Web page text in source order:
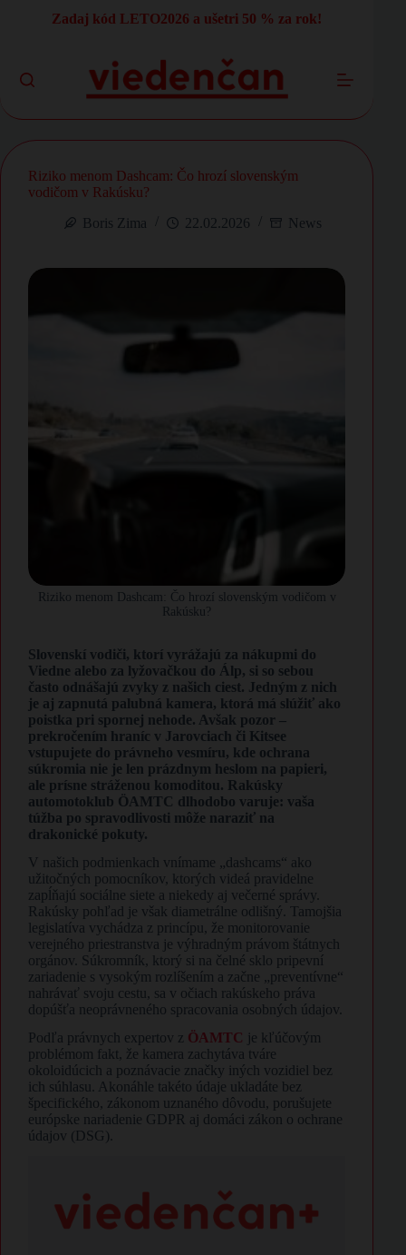
Zadaj kód LETO2026 a ušetri 50 % za rok!
Riziko menom Dashcam: Čo hrozí slovenským
vodičom v Rakúsku?
Boris Zima
22.02.2026 News
Riziko menom Dashcam: Čo hrozí slovenským vodičom v
Rakúsku?
Slovenskí vodiči, ktorí vyrážajú za nákupmi do
Viedne alebo za lyžovačkou do Álp, si so sebou
často odnášajú zvyky z našich ciest. Jedným z nich
je aj zapnutá palubná kamera, ktorá má slúžiť ako
poistka pri spornej nehode. Avšak pozor –
prekročením hraníc v Jarovciach či Kitsee
vstupujete do právneho vesmíru, kde ochrana
súkromia nie je len prázdnym heslom na papieri,
ale prísne stráženou komoditou. Rakúsky
automotoklub ÖAMTC dlhodobo varuje: vaša
túžba po spravodlivosti môže naraziť na
drakonické pokuty.
V našich podmienkach vnímame „dashcams“ ako
užitočných pomocníkov, ktorých videá pravidelne
zapĺňajú sociálne siete a niekedy aj večerné správy.
Rakúsky pohľad je však diametrálne odlišný. Tamojšia
legislatíva vychádza z princípu, že monitorovanie
verejného priestranstva je výhradným právom štátnych
orgánov. Súkromník, ktorý si na čelné sklo pripevní
zariadenie s vysokým rozlíšením a začne „preventívne“
nahrávať svoju cestu, sa v očiach rakúskeho práva
dopúšťa neoprávneného spracovania osobných údajov.
Podľa právnych expertov z ÖAMTC je kľúčovým
problémom fakt, že kamera zachytáva tváre
okoloidúcich a poznávacie značky iných vozidiel bez
ich súhlasu. Akonáhle takéto údaje ukladáte bez
špecifického, zákonom uznaného dôvodu, porušujete
európske nariadenie GDPR aj domáci zákon o ochrane
údajov (DSG).